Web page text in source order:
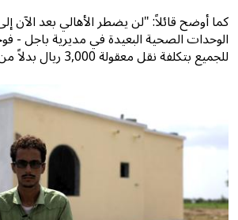
كما أوضح قائلاً: "لن يضطر الأهالي بعد الآن
الوحدات الصحية البعيدة في مديرية باجل -
للجميع بتكلفة نقل معقولة 3,000 ريال بدلاً من 30,000."